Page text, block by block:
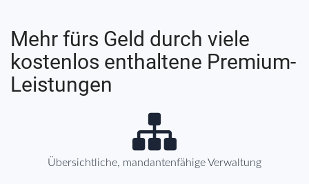
Mehr fürs Geld durch viele
kostenlos enthaltene Premium-
Leistungen
Übersichtliche, mandantenfähige Verwaltung